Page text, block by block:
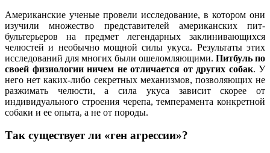
Американские ученые провели исследование, в котором они
изучили множество представителей американских пит-
бультерьеров на предмет легендарных заклинивающихся
челюстей и необычно мощной силы укуса. Результаты этих
исследований для многих были ошеломляющими. Питбуль по
своей физиологии ничем не отличается от других собак. У
него нет каких-либо секретных механизмов, позволяющих не
разжимать челюсти, а сила укуса зависит скорее от
индивидуального строения черепа, темперамента конкретной
собаки и ее опыта, а не от породы.
Так существует ли «ген агрессии»?